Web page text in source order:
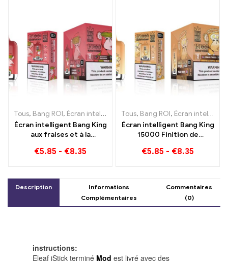
Tous, Bang ROI, Écran intelligent Bang King 15000 Bouffée ,E-
Écran intelligent Bang King
aux fraises et à la
Profitez du plaisir relaxant
€5.85 - €8.35
Tous, Bang ROI, Écran intelligent Bang King 15000 Bouffée
Écran intelligent Bang King
15000 Finition de
feuillette e-zigarettes
€5.85 - €8.35
Description
Informations
Complémentaires
Commentaires
(0)
instructions:
Eleaf iStick terminé Mod est livré avec des